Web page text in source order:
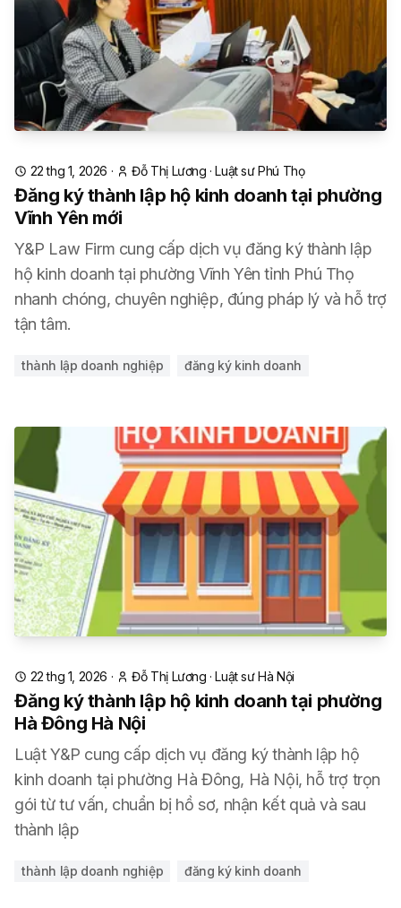
22 thg 1, 2026 · Đỗ Thị Lương ·Luật sư Phú Thọ
Đăng ký thành lập hộ kinh doanh tại phường
Vĩnh Yên mới
Y&P Law Firm cung cấp dịch vụ đăng ký thành lập
hộ kinh doanh tại phường Vĩnh Yên tỉnh Phú Thọ
nhanh chóng, chuyên nghiệp, đúng pháp lý và hỗ trợ
tận tâm.
thành lập doanh nghiệp đăng ký kinh doanh
22 thg 1, 2026 · Đỗ Thị Lương ·Luật sư Hà Nội
Đăng ký thành lập hộ kinh doanh tại phường
Hà Đông Hà Nội
Luật Y&P cung cấp dịch vụ đăng ký thành lập hộ
kinh doanh tại phường Hà Đông, Hà Nội, hỗ trợ trọn
gói từ tư vấn, chuẩn bị hồ sơ, nhận kết quả và sau
thành lập
thành lập doanh nghiệp đăng ký kinh doanh